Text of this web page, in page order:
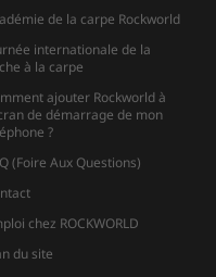
de la carpe Rockworld
internationale de la
à la carpe
ajouter Rockworld à
de démarrage de mon
?
(Foire Aux Questions)
chez ROCKWORLD
du site